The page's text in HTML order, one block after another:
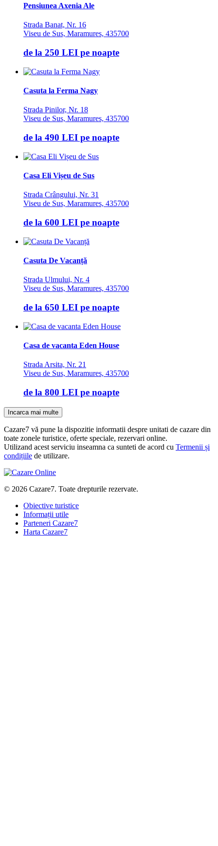
Pensiunea Axenia Ale
Strada Banat, Nr. 16
Viseu de Sus, Maramures, 435700
de la 250 LEI pe noapte
Casuta la Ferma Nagy
Strada Pinilor, Nr. 18
Viseu de Sus, Maramures, 435700
de la 490 LEI pe noapte
Casa Eli Vișeu de Sus
Strada Crângului, Nr. 31
Viseu de Sus, Maramures, 435700
de la 600 LEI pe noapte
Casuta De Vacanță
Strada Ulmului, Nr. 4
Viseu de Sus, Maramures, 435700
de la 650 LEI pe noapte
Casa de vacanta Eden House
Strada Arsita, Nr. 21
Viseu de Sus, Maramures, 435700
de la 800 LEI pe noapte
Incarca mai multe
Cazare7 vă pune la dispozitie informatii despre unitati de cazare din
toate zonele turistice, oferte speciale, rezervari online.
Utilizand acest serviciu inseamna ca sunteti de acord cu Termenii și
condițiile de utilizare.
© 2026 Cazare7. Toate drepturile rezervate.
Obiective turistice
Informații utile
Parteneri Cazare7
Harta Cazare7